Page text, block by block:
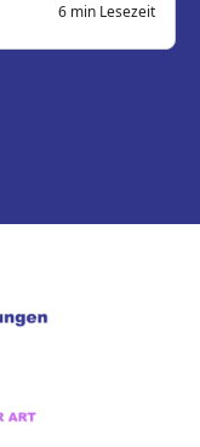
6 min Lesezeit